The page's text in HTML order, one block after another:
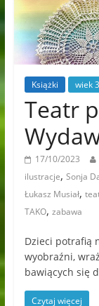
Książki wiek
Teatr
17/10/2023
ilustracje, Sonja
Łukasz Musiał,
TAKO, zabawa
Dzieci potrafią
wyobraźni,
bawiących się
Czytaj więcej